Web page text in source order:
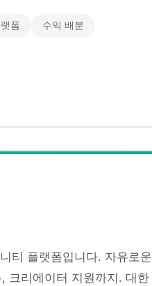
폼 수익 배분
티 플랫폼입니다. 자유로운
크리에이터 지원까지. 대한